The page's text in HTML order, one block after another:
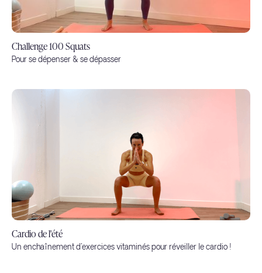
Challenge 100 Squats
Pour se dépenser & se dépasser
Cardio de l'été
Un enchaînement d'exercices vitaminés pour réveiller le cardio !